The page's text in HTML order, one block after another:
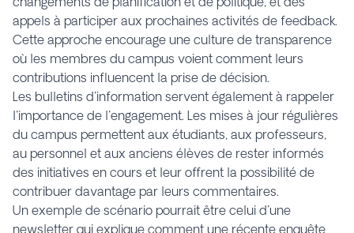
appels à participer aux prochaines activités de feedback.
Cette approche encourage une culture de transparence
où les membres du campus voient comment leurs
contributions influencent la prise de décision.
Les bulletins d'information servent également à rappeler
l'importance de l'engagement. Les mises à jour régulières
du campus permettent aux étudiants, aux professeurs,
au personnel et aux anciens élèves de rester informés
des initiatives en cours et leur offrent la possibilité de
contribuer davantage par leurs commentaires.
Un exemple de scénario pourrait être celui d'une
newsletter qui explique comment une récente enquête